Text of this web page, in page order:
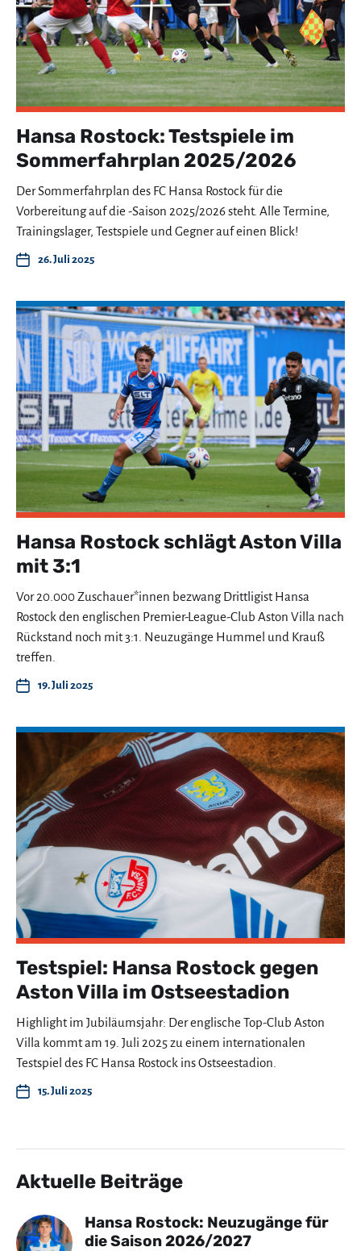
Hansa Rostock: Testspiele im
Sommerfahrplan 2025/2026
Der Sommerfahrplan des FC Hansa Rostock für die
Vorbereitung auf die -Saison 2025/2026 steht. Alle Termine,
Trainingslager, Testspiele und Gegner auf einen Blick!
26. Juli 2025
Hansa Rostock schlägt Aston Villa
mit 3:1
Vor 20.000 Zuschauer*innen bezwang Drittligist Hansa
Rostock den englischen Premier-League-Club Aston Villa nach
Rückstand noch mit 3:1. Neuzugänge Hummel und Krauß
treffen.
19. Juli 2025
Testspiel: Hansa Rostock gegen
Aston Villa im Ostseestadion
Highlight im Jubiläumsjahr: Der englische Top-Club Aston
Villa kommt am 19. Juli 2025 zu einem internationalen
Testspiel des FC Hansa Rostock ins Ostseestadion.
15. Juli 2025
Aktuelle Beiträge
Hansa Rostock: Neuzugänge für
die Saison 2026/2027